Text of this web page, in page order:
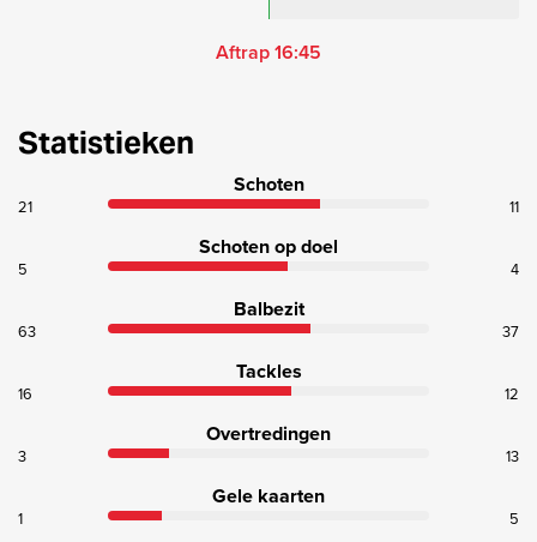
Aftrap 16:45
Statistieken
Schoten
21 11
Schoten op doel
5 4
Balbezit
63 37
Tackles
16 12
Overtredingen
3 13
Gele kaarten
1 5